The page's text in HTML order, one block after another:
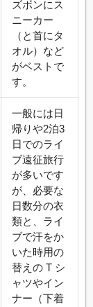
ズボンにス
ニーカー
（と首にタ
オル）など
がベストで
す。
一般には日
帰りや2泊3
日でのライ
ブ遠征旅行
が多いです
が、必要な
日数分の衣
類と、ライ
ブで汗をか
いた時用の
替えの T シ
ャツやイン
ナー（下着